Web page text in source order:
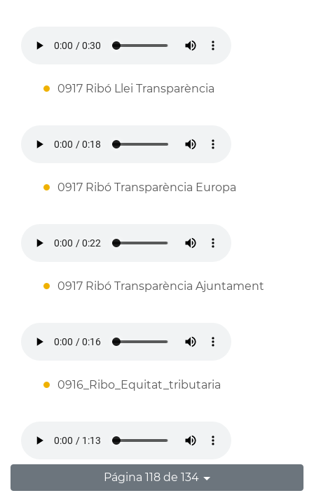
0917 Ribó Llei Transparència
0917 Ribó Transparència Europa
0917 Ribó Transparència Ajuntament
0916_Ribo_Equitat_tributaria
Página 118 de 134